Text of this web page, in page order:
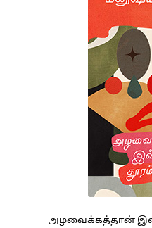
அழவைக்கத்தான்